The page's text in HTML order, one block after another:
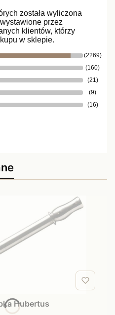
została wyliczona
przez
klientów, którzy
w sklepie.
(2269)
(160)
(21)
(9)
(16)
Hubertus